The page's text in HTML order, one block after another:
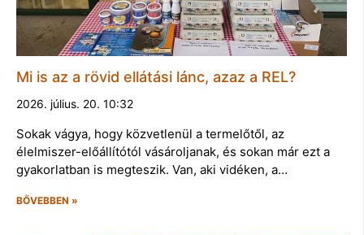
Mi is az a rövid ellátási lánc, azaz a REL?
2026. július. 20. 10:32
Sokak vágya, hogy közvetlenül a termelőtől, az
élelmiszer-előállítótól vásároljanak, és sokan már ezt a
gyakorlatban is megteszik. Van, aki vidéken, a…
BŐVEBBEN »